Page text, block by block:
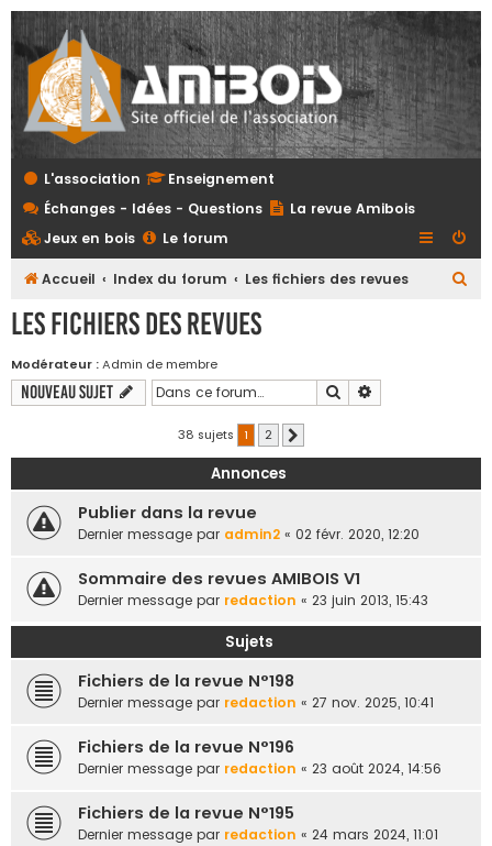
L'association
Enseignement
Échanges - Idées - Questions
La revue Amibois
Jeux en bois
Le forum
Accueil Index du forum Les fichiers des revues
Les fichiers des revues
Modérateur :Admin de membre
Nouveau sujet Rechercher
38 sujets 1 2
Annonces
Publier dans la revue
Dernier message par admin2 « 02 févr. 2020, 12:20
Sommaire des revues AMIBOIS V1
Dernier message par redaction « 23 juin 2013, 15:43
Sujets
Fichiers de la revue N°198
Dernier message par redaction « 27 nov. 2025, 10:41
Fichiers de la revue N°196
Dernier message par redaction « 23 août 2024, 14:56
Fichiers de la revue N°195
Dernier message par redaction « 24 mars 2024, 11:01